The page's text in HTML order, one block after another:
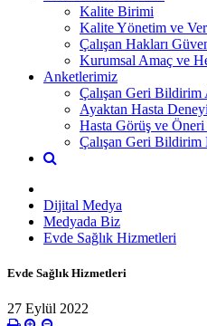
Kalite Birimi
Kalite Yönetim ve
Çalışan Hakları
Kurumsal Amaç ve
Anketlerimiz
Çalışan Geri Bildirim
Ayaktan Hasta
Hasta Görüş ve
Çalışan Geri Bildirim
Dijital Medya
Medyada Biz
Evde Sağlık Hizmetleri
Evde Sağlık Hizmetleri
27 Eylül 2022